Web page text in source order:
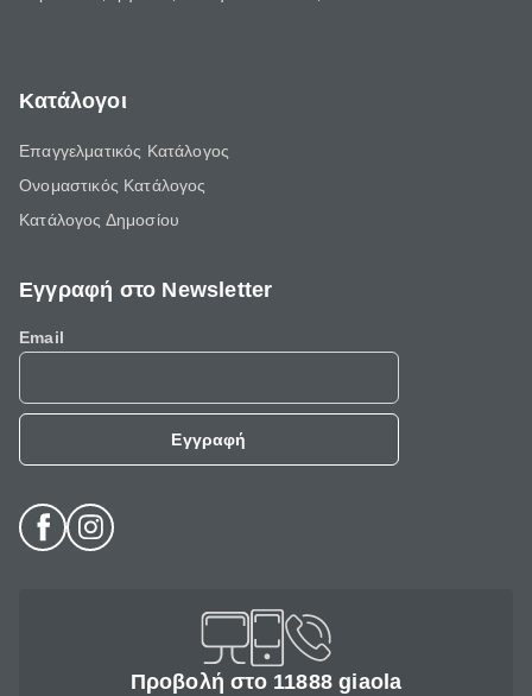
Κατάλογοι
Επαγγελματικός Κατάλογος
Ονομαστικός Κατάλογος
Κατάλογος Δημοσίου
Εγγραφή στο Newsletter
Email
Εγγραφή
Προβολή στο 11888 giaola